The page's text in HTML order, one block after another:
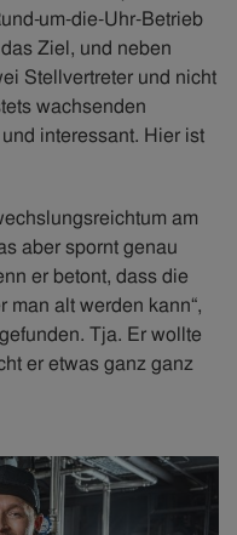
um-die-Uhr-Betrieb
Ziel, und neben
Stellvertreter und nicht
wachsenden
interessant. Hier ist
am
aber spornt genau
er betont, dass die
man alt werden kann“,
Tja. Er wollte
er etwas ganz ganz